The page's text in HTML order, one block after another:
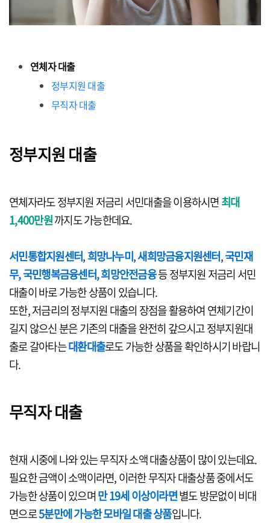
연체자 대출
정부지원 대출
무직자 대출
정부지원 대출
연체자라도 정부지원 저금리 서민대출을 이용하시면최대
1,400만원까지도 가능한데요.
서민통합지원센터,희망나누미,새희망금융지원센터,국민재
무, 국민행복금융센터,희망안전금융등 정부지원 저금리 서민
대출이 바로 가능한 상품이 있습니다.
또한, 저금리의 정부지원 대출의 장점을 활용하여 연체기간이
길지 않으신 분은 기존의 대출을 완전히 갚으시고 정부지원대
출로 갈아타는대환대출로도 가능한 상품을 확인하시기 바랍니
다.
무직자 대출
현재 시중에 나와 있는 무직자 소액 대출상품이 많이 있는데요.
필요한 금액이 소액이라면, 이러한 무직자 대출상품 중에서도
가능한 상품이 있으며만 19세 이상이라면별도 방문없이 비대
면으로5분만에 가능한 모바일 대출 상품입니다.